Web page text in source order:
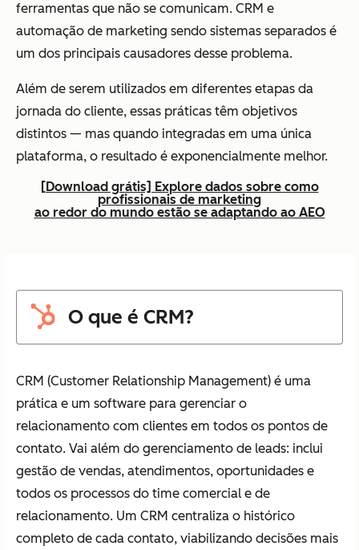
ferramentas que não se comunicam. CRM e
automação de marketing sendo sistemas separados é
um dos principais causadores desse problema.
Além de serem utilizados em diferentes etapas da
jornada do cliente, essas práticas têm objetivos
distintos — mas quando integradas em uma única
plataforma, o resultado é exponencialmente melhor.
[Download grátis] Explore dados sobre como
profissionais de marketing
ao redor do mundo estão se adaptando ao AEO
O que é CRM?
CRM (Customer Relationship Management) é uma
prática e um software para gerenciar o
relacionamento com clientes em todos os pontos de
contato. Vai além do gerenciamento de leads: inclui
gestão de vendas, atendimentos, oportunidades e
todos os processos do time comercial e de
relacionamento. Um CRM centraliza o histórico
completo de cada contato, viabilizando decisões mais